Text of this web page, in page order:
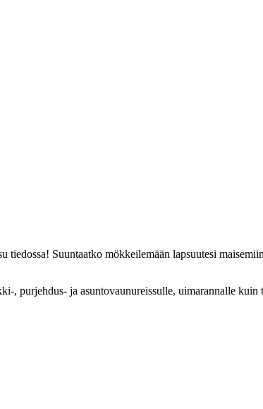
tiedossa! Suuntaatko mökkeilemään lapsuutesi
, purjehdus- ja asuntovaunureissulle, uimarannalle